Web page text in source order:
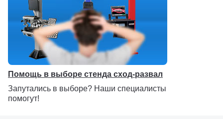
Помощь в выборе стенда сход-развал
Запутались в выборе? Наши специалисты
помогут!